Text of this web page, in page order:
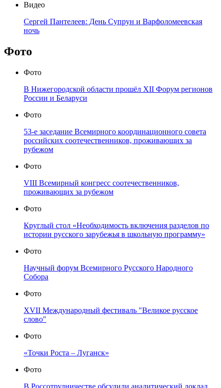
Видео
Сергей Пантелеев: День Супрун и Варфоломеевская
ночь
Фото
Фото
В Нижегородской области прошёл XII Форум регионов
России и Беларуси
Фото
53-е заседание Всемирного координационного совета
российских соотечественников, проживающих за
рубежом
Фото
VIII Всемирный конгресс соотечественников,
проживающих за рубежом
Фото
Круглый стол «Необходимость включения разделов по
истории русского зарубежья в школьную программу»
Фото
Научный форум Всемирного Русского Народного
Собора
Фото
XVII Международный фестиваль "Великое русское
слово"
Фото
«Точки Роста – Луганск»
Фото